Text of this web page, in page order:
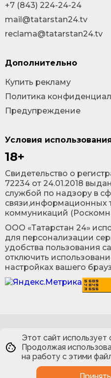
Условия
18+
Cвидетельство о
72234 от 24.01.2018
службой по надзору в
связи,информационных
коммуникаций
ООО «Татарстан 24»
для персонализации
удобства пользования
отключить
настройках вашего
+7 (843) 224-24-24
mail@tatarstan24.tv
reclama@tatarstan24.tv
Дополнительно
Купить рекламу
Политика
Предупреждение
Этот сайт использует
Продолжая
на работу с этими